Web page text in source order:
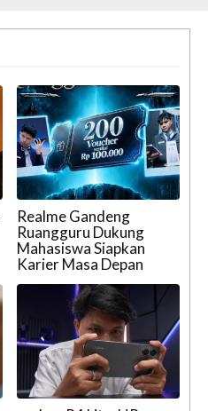
Realme Gandeng
Ruangguru Dukung
Mahasiswa Siapkan
Karier Masa Depan